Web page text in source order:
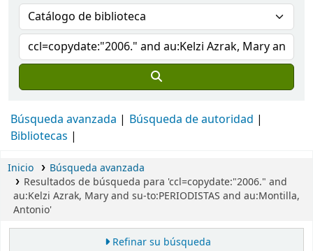
Búsqueda avanzada
Búsqueda de autoridad
Bibliotecas
Inicio
Búsqueda avanzada
Resultados de búsqueda para 'ccl=copydate:"2006." and
au:Kelzi Azrak, Mary and su-to:PERIODISTAS and au:Montilla,
Antonio'
Refinar su búsqueda